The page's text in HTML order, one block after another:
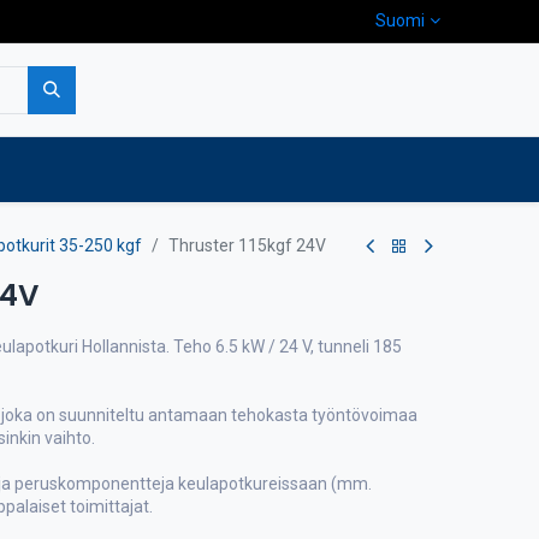
Suomi
35-250 kgf Thruster 115kgf 24V
Hollannista. Teho 6.5 kW / 24 V, tunneli 185
on suunniteltu antamaan tehokasta työntövoimaa
vaihto.
peruskomponentteja keulapotkureissaan (mm.
toimittajat.